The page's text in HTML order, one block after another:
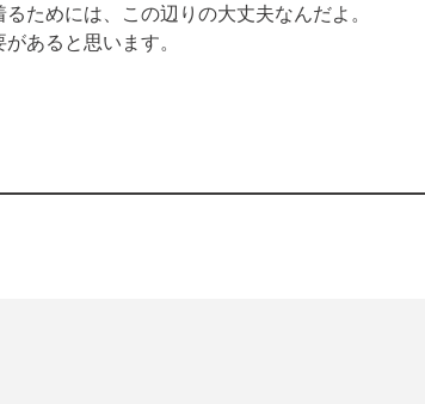
ためには、この辺りの大丈夫なんだよ。
あると思います。